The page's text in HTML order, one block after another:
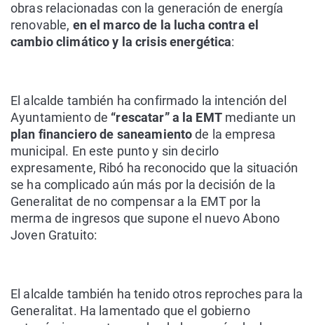
obras relacionadas con la generación de energía
renovable, en el marco de la lucha contra el
cambio climático y la crisis energética:
El alcalde también ha confirmado la intención del
Ayuntamiento de “rescatar” a la EMTmediante un
plan financiero de saneamientode la empresa
municipal. En este punto y sin decirlo
expresamente, Ribó ha reconocido que la situación
se ha complicado aún más por la decisión de la
Generalitat de no compensar a la EMT por la
merma de ingresos que supone el nuevo Abono
Joven Gratuito:
El alcalde también ha tenido otros reproches para la
Generalitat. Ha lamentado que el gobierno